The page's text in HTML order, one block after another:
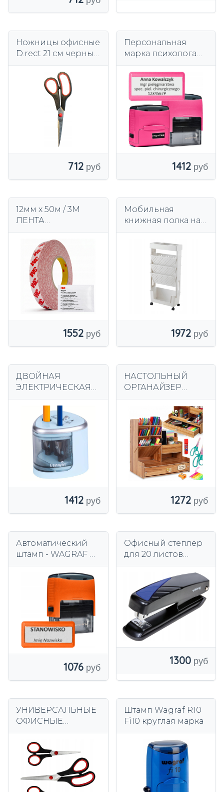
Ножницы офисные
D.rect 21 см черные
712
Персональная
марка психолога
спасателя - Ваграф
Б2с до 4 строк
1412
12мм х 50м / 3М
ЛЕНТА
GPT-020,
прозрачная,
прочная +
очиститель
1552
Мобильная
книжная полка на
Многофункционал
ьная полка на
тележке
1972
ДВОЙНАЯ
ЭЛЕКТРИЧЕСКАЯ
мм мелки
АВТОМАТИЧЕСКАЯ
МАШИНА
1412
НАСТОЛЬНЫЙ
ОРГАНАЙЗЕР
ИНСТРУМЕНТОВ
РУЧКИ,
ДЕРЕВЯННЫЕ,
КОРИЧНЕВЫЕ С
ЯЩИКОМ
1272
Автоматический
штамп - WAGRAF B2
(самокрасочный) -
БЕЗ КРЫШКИ
1076
Офисный степлер
для 20 листов
эргономичный
1300
УНИВЕРСАЛЬНЫЕ
ОФИСНЫЕ
ВЫСОКОКАЧЕСТВЕ
ННЫЙ НАБОР ИЗ 3
ШТ. ДЛЯ БУМАГИ
ПРОЧНОЙ
Штамп Wagraf R10
Fi10 круглая марка